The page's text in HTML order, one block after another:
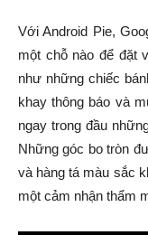
Với Android Pie,
một chỗ nào để đặt
như những chiếc
khay thông báo và
ngay trong đầu
Những góc bo tròn
và hàng tá màu sắc
một cảm nhận thẩm